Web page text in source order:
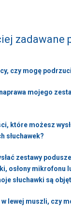
zadawane
czy mogę
mojego
które możesz
słuchawek?
zestawy
osłony mikrofonu
słuchawki są
lewej muszli, czy